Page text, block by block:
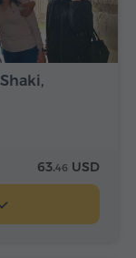
63.46 USD